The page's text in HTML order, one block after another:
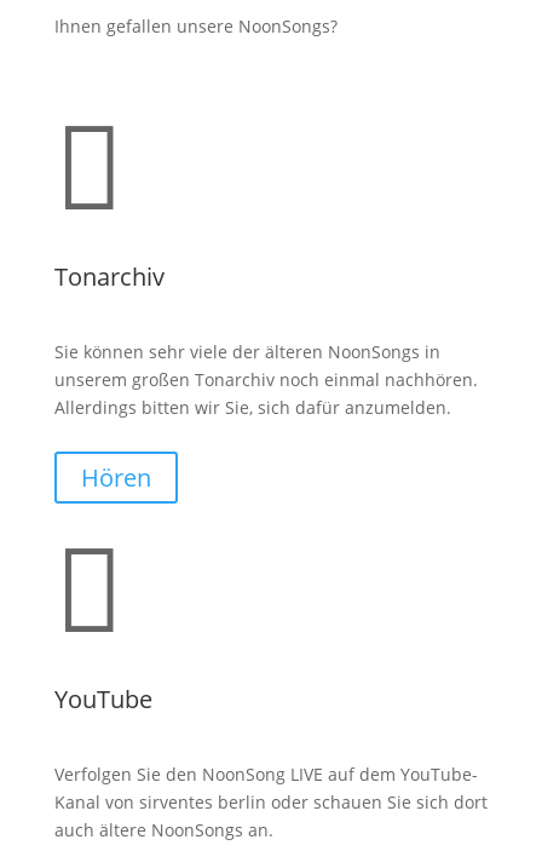
Ihnen gefallen unsere NoonSongs?

Tonarchiv
Sie können sehr viele der älteren NoonSongs in
unserem großen Tonarchiv noch einmal nachhören.
Allerdings bitten wir Sie, sich dafür anzumelden.
Hören

YouTube
Verfolgen Sie den NoonSong LIVE auf dem YouTube-
Kanal von sirventes berlin oder schauen Sie sich dort
auch ältere NoonSongs an.